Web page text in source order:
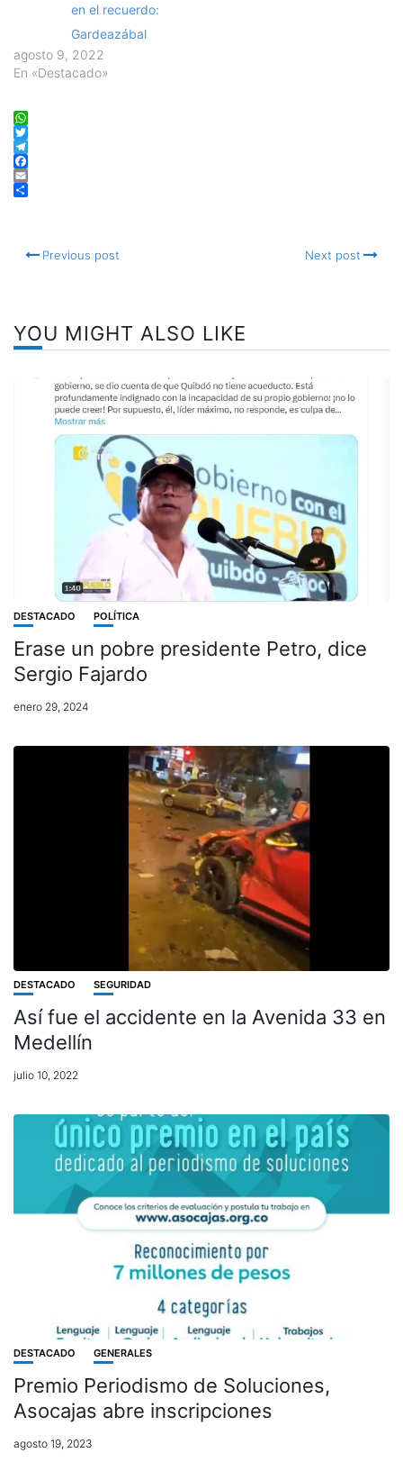
en el recuerdo:
Gardeazábal
agosto 9, 2022
En «Destacado»
WhatsApp
Twitter
Telegram
Facebook
Email
Previous post Next post
YOU MIGHT ALSO LIKE
DESTACADO POLÍTICA
Erase un pobre presidente Petro, dice
Sergio Fajardo
enero 29, 2024
DESTACADO SEGURIDAD
Así fue el accidente en la Avenida 33 en
Medellín
julio 10, 2022
DESTACADO GENERALES
Premio Periodismo de Soluciones,
Asocajas abre inscripciones
agosto 19, 2023